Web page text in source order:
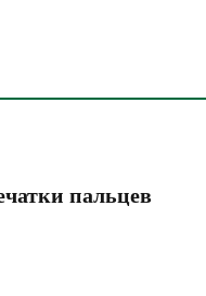
пальцев